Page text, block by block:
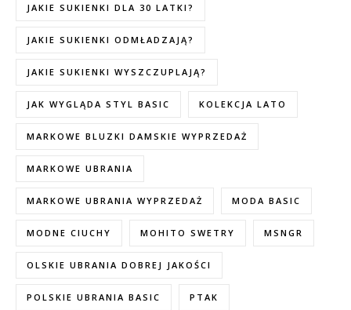
JAKIE SUKIENKI DLA 30 LATKI?
JAKIE SUKIENKI ODMŁADZAJĄ?
JAKIE SUKIENKI WYSZCZUPLAJĄ?
JAK WYGLĄDA STYL BASIC KOLEKCJA LATO
MARKOWE BLUZKI DAMSKIE WYPRZEDAŻ
MARKOWE UBRANIA
MARKOWE UBRANIA WYPRZEDAŻ MODA BASIC
MODNE CIUCHY MOHITO SWETRY MSNGR
OLSKIE UBRANIA DOBREJ JAKOŚCI
POLSKIE UBRANIA BASIC PTAK